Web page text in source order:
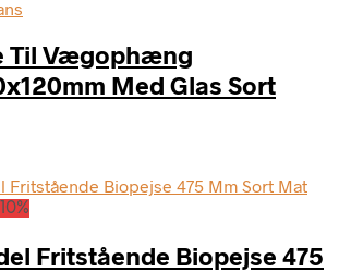
Til Vægophæng
Med Glas Sort
Fritstående Biopejse 475